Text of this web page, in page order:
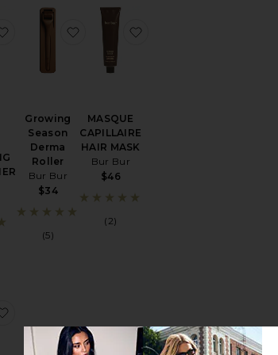
préférésSHAMPOING SHAMPOO
ajouter aux préférésAPRÈS-SHAMPOING
Growing
Season
Derma
Roller
Bur Bur
$34
ajouter aux préférésGrowing
(5)
MASQUE
CAPILLAIRE
HAIR MASK
Bur Bur
$46
(2)
préférésBROSSE THE MERMAID BRUSH WET